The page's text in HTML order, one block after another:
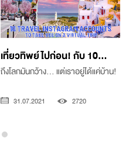
เที่ยวทิพย์ไปก่อน! กับ 10...
ถึงโลกมันกว้าง... แต่เราอยู่ได้แค่บ้าน!
31.07.2021 2720